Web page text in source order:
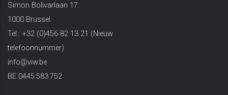
Simon Bolivarlaan 17
1000 Brussel
Tel.: +32 (0)456 82 13 21 (Nieuw
telefoonnummer)
info@viw.be
BE 0445.583.752